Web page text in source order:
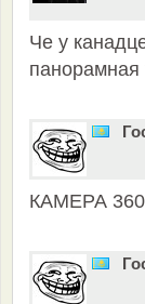
Че у
панорамная
КАМЕРА